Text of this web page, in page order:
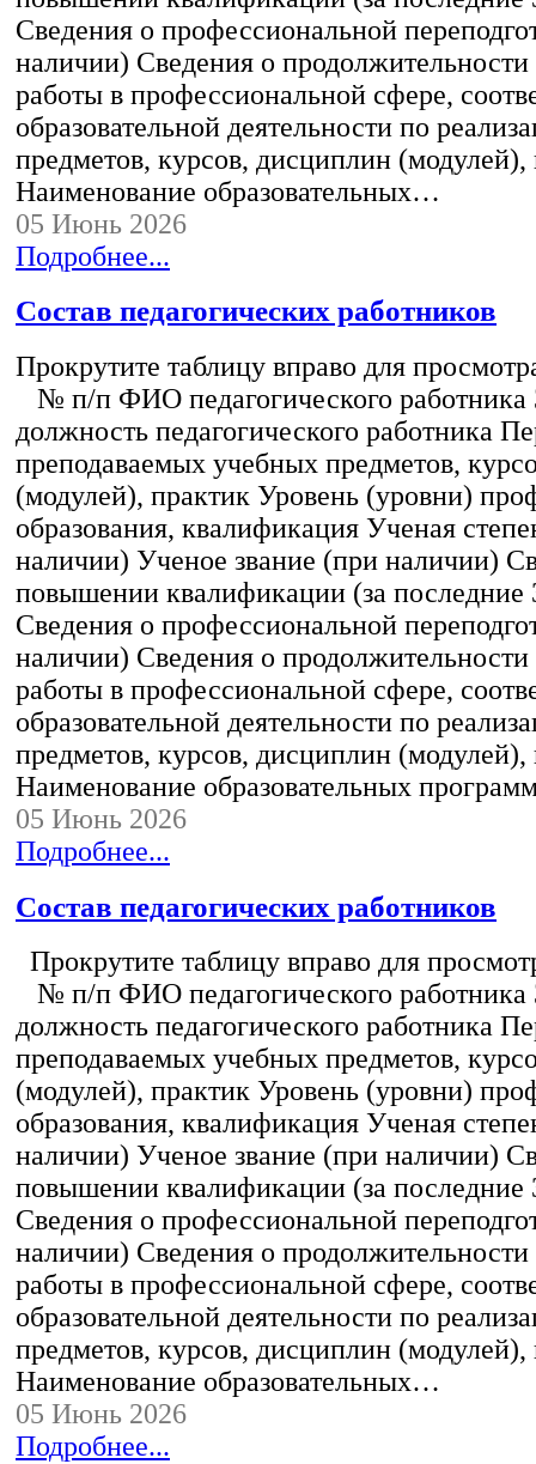
Сведения о профессиональной
наличии) Сведения о
работы в профессиональной сфере,
образовательной деятельности по
предметов, курсов, дисциплин (модулей),
Наименование образовательных…
05 Июнь 2026
Подробнее...
Состав педагогических работников
Прокрутите таблицу вправо для
№ п/п ФИО педагогического работника
должность педагогического работника
преподаваемых учебных предметов,
(модулей), практик Уровень (уровни)
образования, квалификация Ученая
наличии) Ученое звание (при наличии)
повышении квалификации (за последние
Сведения о профессиональной
наличии) Сведения о
работы в профессиональной сфере,
образовательной деятельности по
предметов, курсов, дисциплин (модулей),
Наименование образовательных
05 Июнь 2026
Подробнее...
Состав педагогических работников
Прокрутите таблицу вправо для
№ п/п ФИО педагогического работника
должность педагогического работника
преподаваемых учебных предметов,
(модулей), практик Уровень (уровни)
образования, квалификация Ученая
наличии) Ученое звание (при наличии)
повышении квалификации (за последние
Сведения о профессиональной
наличии) Сведения о
работы в профессиональной сфере,
образовательной деятельности по
предметов, курсов, дисциплин (модулей),
Наименование образовательных…
05 Июнь 2026
Подробнее...